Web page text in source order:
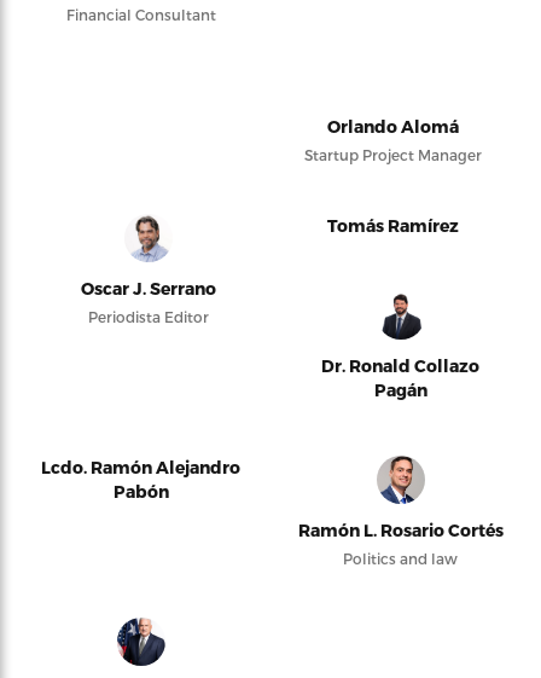
Financial Consultant
Orlando Alomá
Startup Project Manager
Oscar J. Serrano
Periodista Editor
Tomás Ramírez
Dr. Ronald Collazo
Pagán
Lcdo. Ramón Alejandro
Pabón
Ramón L. Rosario Cortés
Politics and law